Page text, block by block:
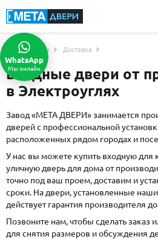
КАТАЛОГ ДВЕРЕЙ
ПО ОТДЕЛКЕ
МДФ(865)
Порошковое напыление
Ламинат (21)
Массив(52)
МДФ наборный(58)
С зеркалом(13)
С выдавленным рисунком(35)
С металлобагетом(571)
Услуги Доставка
Входные двери от
в Электроуглях
Завод «МЕТА ДВЕРИ» занимается
дверей с профессиональной
расположенных рядом городах и
У нас вы можете купить входную для
уличную дверь для дома от
точно под ваш проем, доставим и
сроки. На двери, установленные
действует гарантия производителя
Позвоните нам, чтобы сделать заказ
для снятия размеров и обсуждения
WhatsApp
Мы онлайн